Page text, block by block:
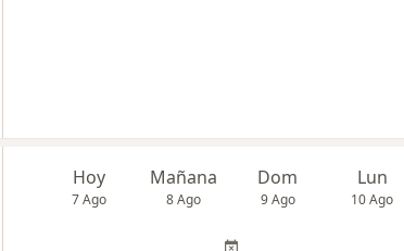
Hoy
7 Ago
Mañana
8 Ago
Dom
9 Ago
Lun
10 Ago